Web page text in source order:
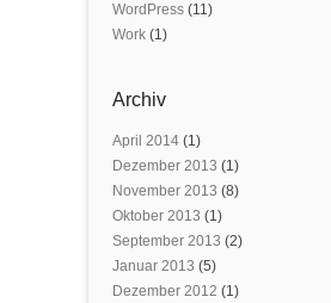
WordPress (11)
Work (1)
Archiv
April 2014 (1)
Dezember 2013 (1)
November 2013 (8)
Oktober 2013 (1)
September 2013 (2)
Januar 2013 (5)
Dezember 2012 (1)